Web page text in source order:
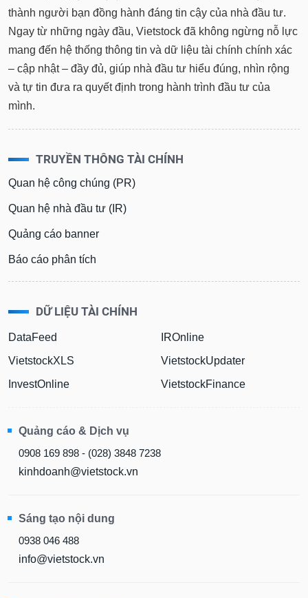
thành người bạn đồng hành đáng tin cậy của nhà đầu tư.
Ngay từ những ngày đầu, Vietstock đã không ngừng nỗ lực
mang đến hệ thống thông tin và dữ liệu tài chính chính xác
– cập nhật – đầy đủ, giúp nhà đầu tư hiểu đúng, nhìn rộng
và tự tin đưa ra quyết định trong hành trình đầu tư của
mình.
TRUYỀN THÔNG TÀI CHÍNH
Quan hệ công chúng (PR)
Quan hệ nhà đầu tư (IR)
Quảng cáo banner
Báo cáo phân tích
DỮ LIỆU TÀI CHÍNH
DataFeed
VietstockXLS
InvestOnline
IROnline
VietstockUpdater
VietstockFinance
Quảng cáo & Dịch vụ
0908 169 898 - (028) 3848 7238
kinhdoanh@vietstock.vn
Sáng tạo nội dung
0938 046 488
info@vietstock.vn